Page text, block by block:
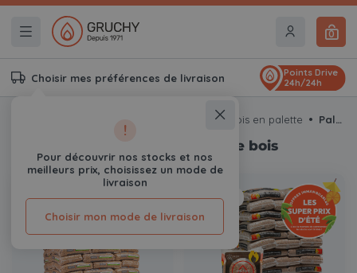
0
Choisir mes préférences de livraison
!
Pour découvrir nos stocks et nos
meilleurs prix, choisissez un mode de
livraison
Choisir mon mode de livraison
Points Drive
24h/24h
Granulés de bois en palette Palette de granulés de bois
Palette de granulés de bois
En stock En stock